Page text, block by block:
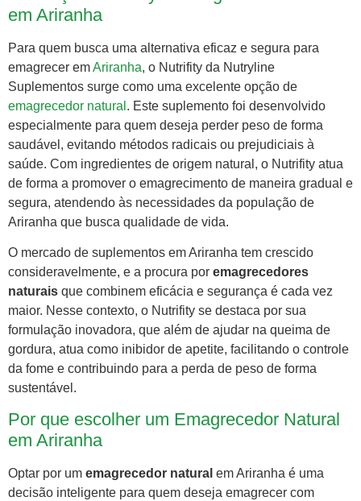
em Ariranha
Para quem busca uma alternativa eficaz e segura para
emagrecer emAriranha, o Nutrifity da Nutryline
Suplementos surge como uma excelente opção de
emagrecedor natural . Este suplemento foi desenvolvido
especialmente para quem deseja perder peso de forma
saudável, evitando métodos radicais ou prejudiciais à
saúde. Com ingredientes de origem natural, o Nutrifity atua
de forma a promover o emagrecimento de maneira gradual e
segura, atendendo às necessidades da população de
Ariranha que busca qualidade de vida.
O mercado de suplementos em Ariranha tem crescido
consideravelmente, e a procura por emagrecedores
naturais que combinem eficácia e segurança é cada vez
maior. Nesse contexto, o Nutrifity se destaca por sua
formulação inovadora, que além de ajudar na queima de
gordura, atua como inibidor de apetite, facilitando o controle
da fome e contribuindo para a perda de peso de forma
sustentável.
Por que escolher um Emagrecedor Natural
em Ariranha
Optar por um emagrecedor natural em Ariranha é uma
decisão inteligente para quem deseja emagrecer com